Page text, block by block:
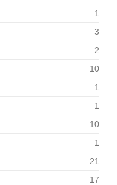
1
3
2
10
1
1
10
1
21
17